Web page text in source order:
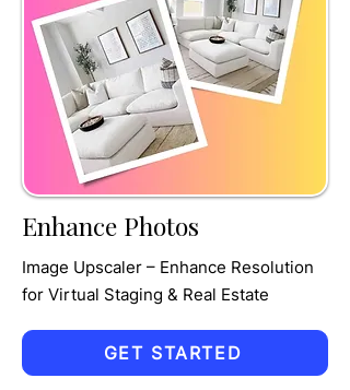
TRU
MPET
Enhance Photos
Image Upscaler – Enhance Resolution
for Virtual Staging & Real Estate
GET STARTED